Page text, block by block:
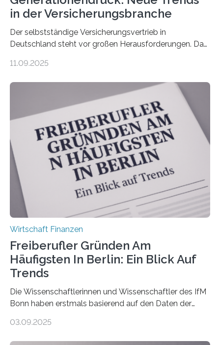
in der Versicherungsbranche
Der selbstständige Versicherungsvertrieb in
Deutschland steht vor großen Herausforderungen. Das
Dr. Matthias Beenken und Prof. Dr. Lukas Linnenbrink
Bundesverbands Deutscher Versicherungskaufleute e.V.
durchgeführt haben. Die Studie basiert auf den
Antworten von 1.440 selbstständigen
Versicherungsvertreter*innen und -makler*innen. Ein
Ergebnis: Deutlich mehr als die Hälfte der Befragten ist
über 50 Jahre alt und wird in den nächsten Jahren eine
Nachfolgeregelung benötigen. Aber nur ein Drittel hat
bereits Regelungen…
11.09.2025
Wirtschaft Finanzen
Freiberufler Gründen Am
Häufigsten In Berlin: Ein Blick Auf
Trends
Die Wissenschaftlerinnen und Wissenschaftler des IfM
Bonn haben erstmals basierend auf den Daten der
Landkreise mit den meisten Gründungen von
03.09.2025